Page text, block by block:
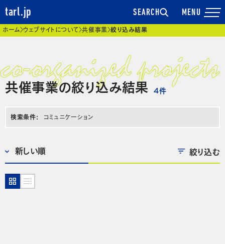
tarl.jp SEARCH
現在位置
ホーム ウェブサイトについて 共催事業 絞り込み結果
共催事業の絞り込み結果 4件
検索条件: コミュニケーション
絞り込む